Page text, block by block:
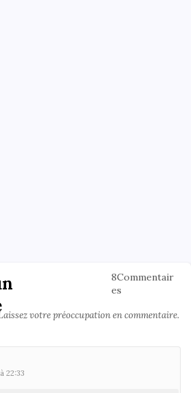
8Commentair
es
votre préoccupation en commentaire.
22:33